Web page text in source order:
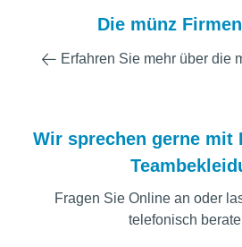
Die münz
Erfahren Sie mehr über die
Wir sprechen gerne mit
Fragen Sie Online an oder
telefonisch